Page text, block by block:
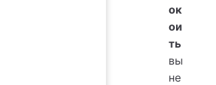
ок
ои
ть
вы
не